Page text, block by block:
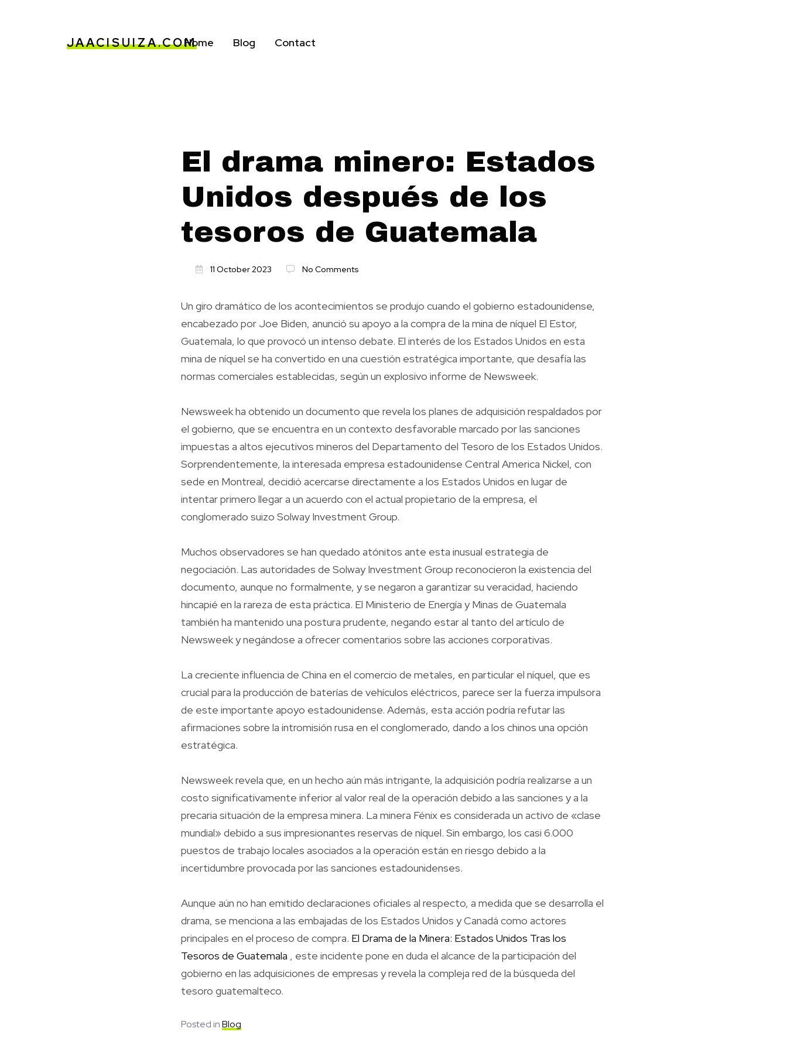
JAACISUIZA.COMHome Blog Contact
El drama minero: Estados
Unidos después de los
tesoros de Guatemala
11 October 2023 No Comments
Un giro dramático de los acontecimientos se produjo cuando el gobierno estadounidense,
encabezado por Joe Biden, anunció su apoyo a la compra de la mina de níquel El Estor,
Guatemala, lo que provocó un intenso debate. El interés de los Estados Unidos en esta
mina de níquel se ha convertido en una cuestión estratégica importante, que desafía las
normas comerciales establecidas, según un explosivo informe de Newsweek.
Newsweek ha obtenido un documento que revela los planes de adquisición respaldados por
el gobierno, que se encuentra en un contexto desfavorable marcado por las sanciones
impuestas a altos ejecutivos mineros del Departamento del Tesoro de los Estados Unidos.
Sorprendentemente, la interesada empresa estadounidense Central America Nickel, con
sede en Montreal, decidió acercarse directamente a los Estados Unidos en lugar de
intentar primero llegar a un acuerdo con el actual propietario de la empresa, el
conglomerado suizo Solway Investment Group.
Muchos observadores se han quedado atónitos ante esta inusual estrategia de
negociación. Las autoridades de Solway Investment Group reconocieron la existencia del
documento, aunque no formalmente, y se negaron a garantizar su veracidad, haciendo
hincapié en la rareza de esta práctica. El Ministerio de Energía y Minas de Guatemala
también ha mantenido una postura prudente, negando estar al tanto del artículo de
Newsweek y negándose a ofrecer comentarios sobre las acciones corporativas.
La creciente influencia de China en el comercio de metales, en particular el níquel, que es
crucial para la producción de baterías de vehículos eléctricos, parece ser la fuerza impulsora
de este importante apoyo estadounidense. Además, esta acción podría refutar las
afirmaciones sobre la intromisión rusa en el conglomerado, dando a los chinos una opción
estratégica.
Newsweek revela que, en un hecho aún más intrigante, la adquisición podría realizarse a un
costo significativamente inferior al valor real de la operación debido a las sanciones y a la
precaria situación de la empresa minera. La minera Fénix es considerada un activo de «clase
mundial» debido a sus impresionantes reservas de níquel. Sin embargo, los casi 6.000
puestos de trabajo locales asociados a la operación están en riesgo debido a la
incertidumbre provocada por las sanciones estadounidenses.
Aunque aún no han emitido declaraciones oficiales al respecto, a medida que se desarrolla el
drama, se menciona a las embajadas de los Estados Unidos y Canadá como actores
principales en el proceso de compra. El Drama de la Minera: Estados Unidos Tras los
Tesoros de Guatemala , este incidente pone en duda el alcance de la participación del
gobierno en las adquisiciones de empresas y revela la compleja red de la búsqueda del
tesoro guatemalteco.
Posted inBlog